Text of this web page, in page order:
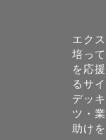
エク
培っ
を応
るサ
デッ
ツ・
助け